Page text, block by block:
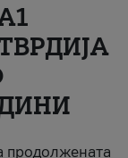
продолжената